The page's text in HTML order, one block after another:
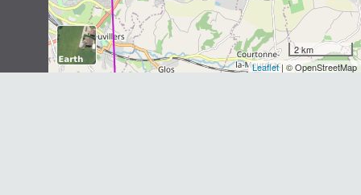
2 km
Leaflet| © OpenStreetMap